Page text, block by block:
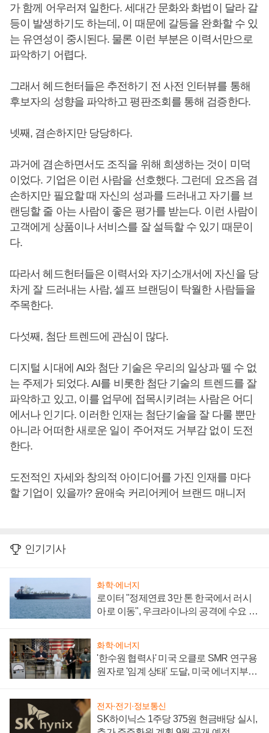
가 함께 어우러져 일한다. 세대간 문화와 화법이 달라 갈
등이 발생하기도 하는데, 이 때문에 갈등을 완화할 수 있
는 유연성이 중시된다. 물론 이런 부분은 이력서만으로
파악하기 어렵다.
그래서 헤드헌터들은 추전하기 전 사전 인터뷰를 통해
후보자의 성향을 파악하고 평판조회를 통해 검증한다.
넷째, 겸손하지만 당당하다.
과거에 겸손하면서도 조직을 위해 희생하는 것이 미덕
이었다. 기업은 이런 사람을 선호했다. 그런데 요즈음 겸
손하지만 필요할 때 자신의 성과를 드러내고 자기를 브
랜딩할 줄 아는 사람이 좋은 평가를 받는다. 이런 사람이
고객에게 상품이나 서비스를 잘 설득할 수 있기 때문이
다.
따라서 헤드헌터들은 이력서와 자기소개서에 자신을 당
차게 잘 드러내는 사람, 셀프 브랜딩이 탁월한 사람들을
주목한다.
다섯째, 첨단 트렌드에 관심이 많다.
디지털 시대에 AI와 첨단 기술은 우리의 일상과 뗄 수 없
는 주제가 되었다. AI를 비롯한 첨단 기술의 트렌드를 잘
파악하고 있고, 이를 업무에 접목시키려는 사람은 어디
에서나 인기다. 이러한 인재는 첨단기술을 잘 다룰 뿐만
아니라 어떠한 새로운 일이 주어져도 거부감 없이 도전
한다.
도전적인 자세와 창의적 아이디어를 가진 인재를 마다
할 기업이 있을까? 윤애숙 커리어케어 브랜드 매니저
인기기사
화학·에너지
로이터 "정제연료 3만 톤 한국에서 러시
아로 이동", 우크라이나의 공격에 수요 늘
화학·에너지
'한수원 협력사' 미국 오클로 SMR 연구용
원자로 '임계 상태' 도달, 미국 에너지부
전자·전기·정보통신
SK하이닉스 1주당 375원 현금배당 실시,